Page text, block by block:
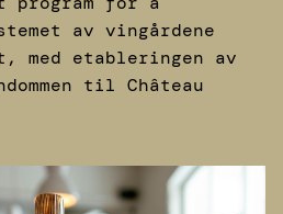
av vingårdene
med etableringen av
til Château